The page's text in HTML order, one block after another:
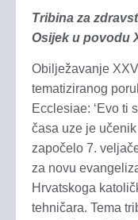
Tribina za
Osijek u povodu
Obilježavanje
tematiziranog
Ecclesiae: ‘Evo ti
časa uze je
započelo 7.
za novu
Hrvatskoga
tehničara. Tema